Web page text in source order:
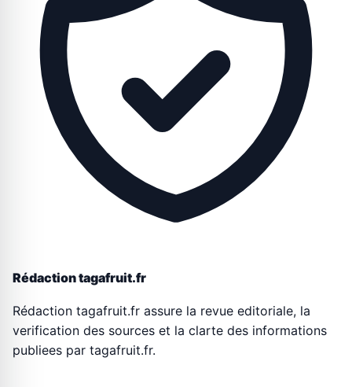
Rédaction tagafruit.fr
Rédaction tagafruit.fr assure la revue editoriale, la
verification des sources et la clarte des informations
publiees par tagafruit.fr.